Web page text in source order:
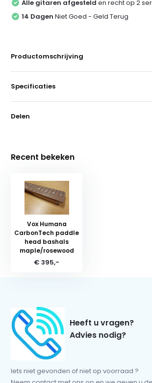
Alle gitaren afgesteld en recht op 2
14 Dagen Niet Goed - Geld Terug
Productomschrijving
Specificaties
Delen
Recent bekeken
Vox Humana
CarbonTech paddle
head bashals
maple/rosewood
€ 395,-
Heeft u vragen?
Advies nodig?
Iets niet gevonden of niet op voorraad ?